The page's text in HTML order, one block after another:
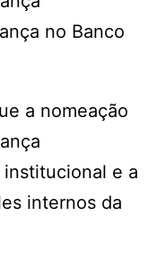
no Banco
a nomeação
e a
internos da